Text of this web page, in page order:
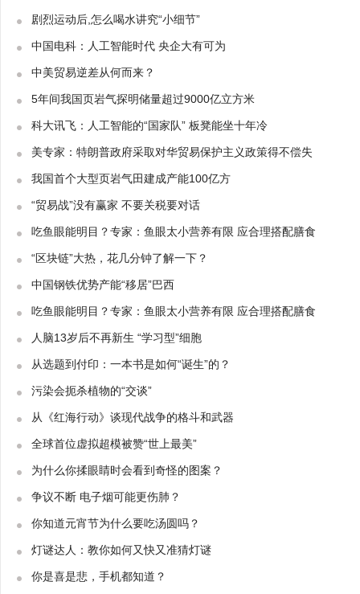
剧烈运动后,怎么喝水讲究“小细节”
中国电科：人工智能时代 央企大有可为
中美贸易逆差从何而来？
5年间我国页岩气探明储量超过9000亿立方米
科大讯飞：人工智能的“国家队” 板凳能坐十年冷
美专家：特朗普政府采取对华贸易保护主义政策得不偿失
我国首个大型页岩气田建成产能100亿方
“贸易战”没有赢家 不要关税要对话
吃鱼眼能明目？专家：鱼眼太小营养有限 应合理搭配膳食
“区块链”大热，花几分钟了解一下？
中国钢铁优势产能“移居”巴西
吃鱼眼能明目？专家：鱼眼太小营养有限 应合理搭配膳食
人脑13岁后不再新生 “学习型”细胞
从选题到付印：一本书是如何“诞生”的？
污染会扼杀植物的“交谈”
从《红海行动》谈现代战争的格斗和武器
全球首位虚拟超模被赞“世上最美”
为什么你揉眼睛时会看到奇怪的图案？
争议不断 电子烟可能更伤肺？
你知道元宵节为什么要吃汤圆吗？
灯谜达人：教你如何又快又准猜灯谜
你是喜是悲，手机都知道？